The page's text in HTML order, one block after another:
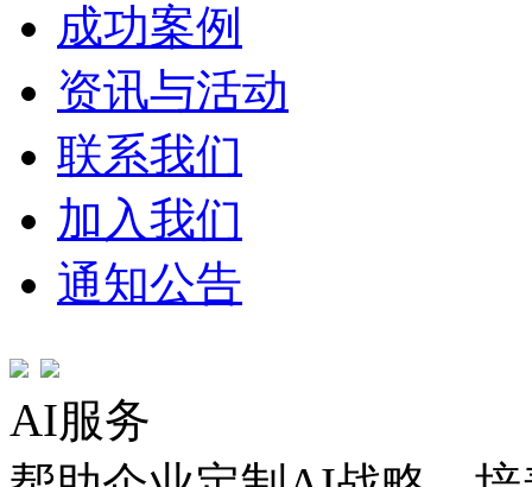
成功案例
资讯与活动
联系我们
加入我们
通知公告
AI服务